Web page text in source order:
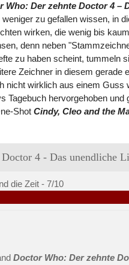
Who: Der zehnte Doctor 4 –
zu gefallen wissen, in
wirken, die wenig bis
denn neben
zu haben scheint, tummeln
Zeichner in diesem
nicht wirklich aus einem
Tagebuch hervorgehoben
Shot Cindy, Cleo and the
4 - Das unendliche
die Zeit - 7/10
Doctor Who: Der zehnte